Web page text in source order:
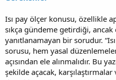
a
a
n
a
i
h
i
Isı pay ölçer konusu, özellikle
sıkça gündeme getirdiği,
yanıtlanamayan bir sorudur.
sorusu, hem yasal
açısından ele alınmalıdır. Bu
şekilde açacak,